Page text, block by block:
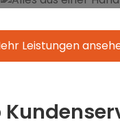
Leistungen